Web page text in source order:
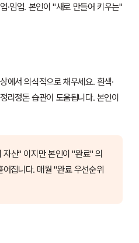
업·임업. 본인이 "새로 만들어 키우는"
에서 의식적으로 채우세요. 흰색·
리정돈 습관이 도움됩니다. 본인이
자산" 이지만 본인이 "완료" 의
집니다. 매월 "완료 우선순위